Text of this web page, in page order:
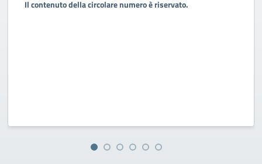
Il contenuto della circolare numero è riservato.